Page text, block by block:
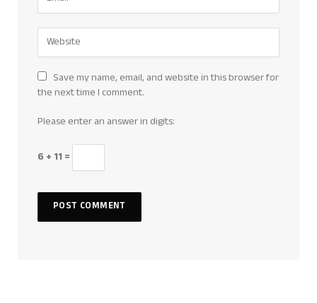
Save my name, email, and website in this browser for
the next time I comment.
Please enter an answer in digits:
6 + 11 =